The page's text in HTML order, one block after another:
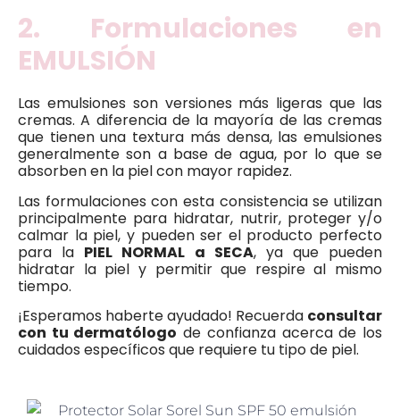
2. Formulaciones en
EMULSIÓN
Las emulsiones son versiones más ligeras que las
cremas. A diferencia de la mayoría de las cremas
que tienen una textura más densa, las emulsiones
generalmente son a base de agua, por lo que se
absorben en la piel con mayor rapidez.
Las formulaciones con esta consistencia se utilizan
principalmente para hidratar, nutrir, proteger y/o
calmar la piel, y pueden ser el producto perfecto
para la PIEL NORMAL a SECA, ya que pueden
hidratar la piel y permitir que respire al mismo
tiempo.
¡Esperamos haberte ayudado! Recuerda consultar
con tu dermatólogo de confianza acerca de los
cuidados específicos que requiere tu tipo de piel.